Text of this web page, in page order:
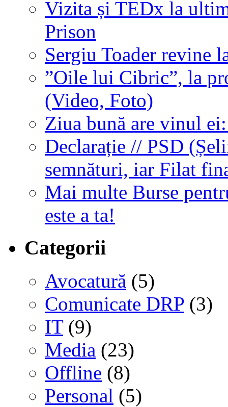
Vizita și TEDx la
Prison
Sergiu Toader revine
”Oile lui Cibric”, la
(Video, Foto)
Ziua bună are vinul
Declarație // PSD
semnături, iar Filat
Mai multe Burse
este a ta!
Categorii
Avocatură (5)
Comunicate DRP (3)
IT(9)
Media (23)
Offline (8)
Personal (5)